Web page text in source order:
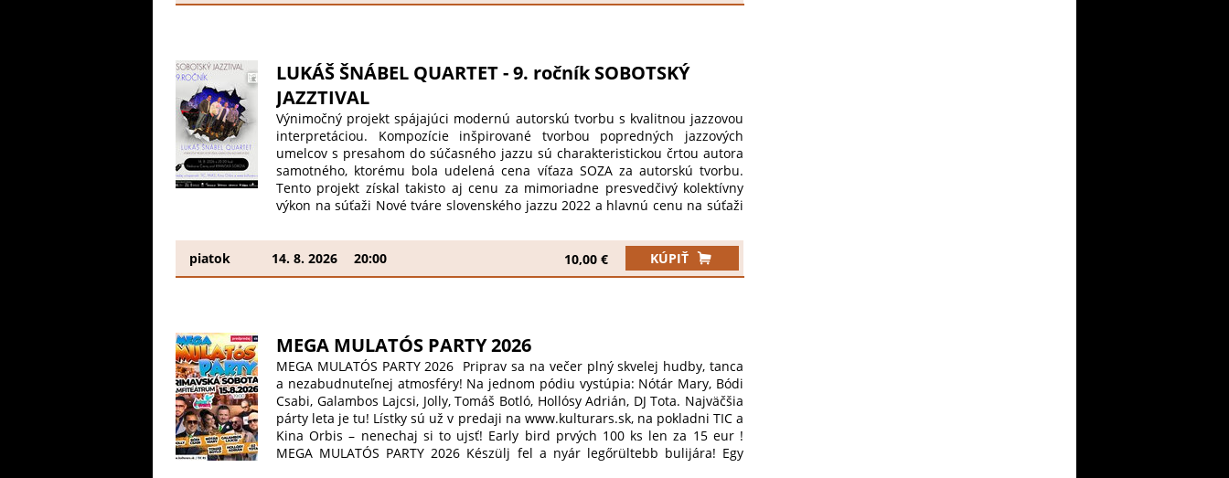
LUKÁŠ ŠNÁBEL QUARTET - 9. ročník SOBOTSKÝ
JAZZTIVAL
Výnimočný projekt spájajúci modernú autorskú tvorbu s kvalitnou jazzovou
interpretáciou. Kompozície inšpirované tvorbou popredných jazzových
umelcov s presahom do súčasného jazzu sú charakteristickou črtou autora
samotného, ktorému bola udelená cena víťaza SOZA za autorskú tvorbu.
Tento projekt získal takisto aj cenu za mimoriadne presvedčivý kolektívny
výkon na súťaži Nové tváre slovenského jazzu 2022 a hlavnú cenu na súťaži
album s názvom Future Colours. Nahrávka obsahuje deväť autorských
skladieb, ktoré spájajú moderný jazz s hlbokými emóciami a energiou.
Kapela: Lukáš Šnábel / gitara, Martin Kapustník / basgitara, Ľudo Kotlár /
piatok 14. 8. 2026 20:00 10,00 € KÚPIŤ
MEGA MULATÓS PARTY 2026
MEGA MULATÓS PARTY 2026 Priprav sa na večer plný skvelej hudby, tanca
a nezabudnuteľnej atmosféry! Na jednom pódiu vystúpia: Nótár Mary, Bódi
Csabi, Galambos Lajcsi, Jolly, Tomáš Botló, Hollósy Adrián, DJ Tota. Najväčšia
párty leta je tu! Lístky sú už v predaji na www.kulturars.sk, na pokladni TIC a
Kina Orbis – nenechaj si to ujsť! Early bird prvých 100 ks len za 15 eur !
MEGA MULATÓS PARTY 2026 Készülj fel a nyár legőrültebb bulijára! Egy